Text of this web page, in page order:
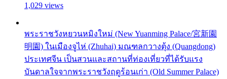
1,029 views
พระราชวังหยวนหมิงใหม่ (New Yuanming Palace/宮新園
明園) ในเมืองจูไห่ (Zhuhai) มณฑลกวางตุ้ง (Quangdong)
ประเทศจีน เป็นสวนและสถานที่ท่องเที่ยวที่ได้รับแรง
บันดาลใจจากพระราชวังฤดูร้อนเก่า (Old Summer Palace)